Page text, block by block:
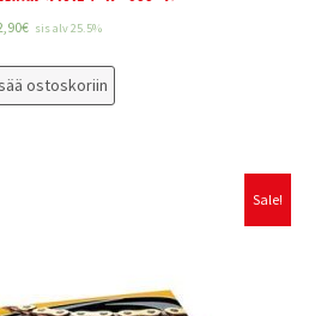
€ sis alv 25.5%
ostoskoriin
Sale!